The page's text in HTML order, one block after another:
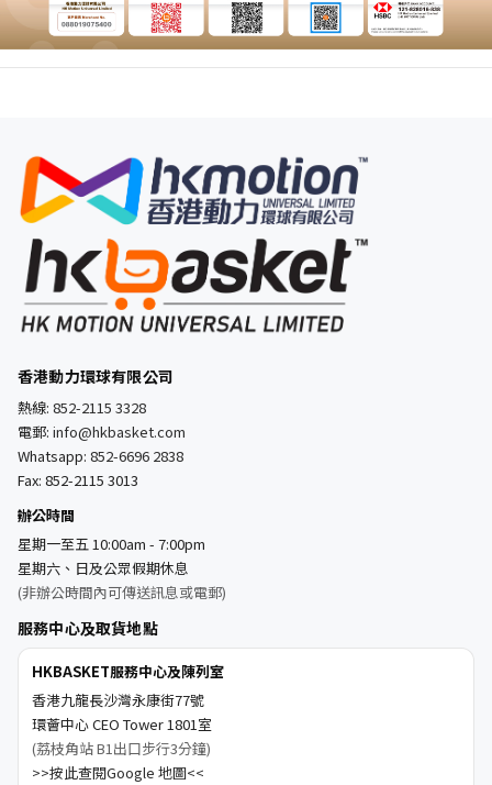
香港動力環球有限公司
熱線: 852-2115 3328
電郵: info@hkbasket.com
Whatsapp: 852-6696 2838
Fax: 852-2115 3013
辦公時間
星期一至五 10:00am - 7:00pm
星期六、日及公眾假期休息
(非辦公時間內可傳送訊息或電郵)
服務中心及取貨地點
HKBASKET服務中心及陳列室
香港九龍長沙灣永康街77號
環薈中心 CEO Tower 1801室
(荔枝角站 B1出口步行3分鐘)
>>按此查閱Google 地圖<<